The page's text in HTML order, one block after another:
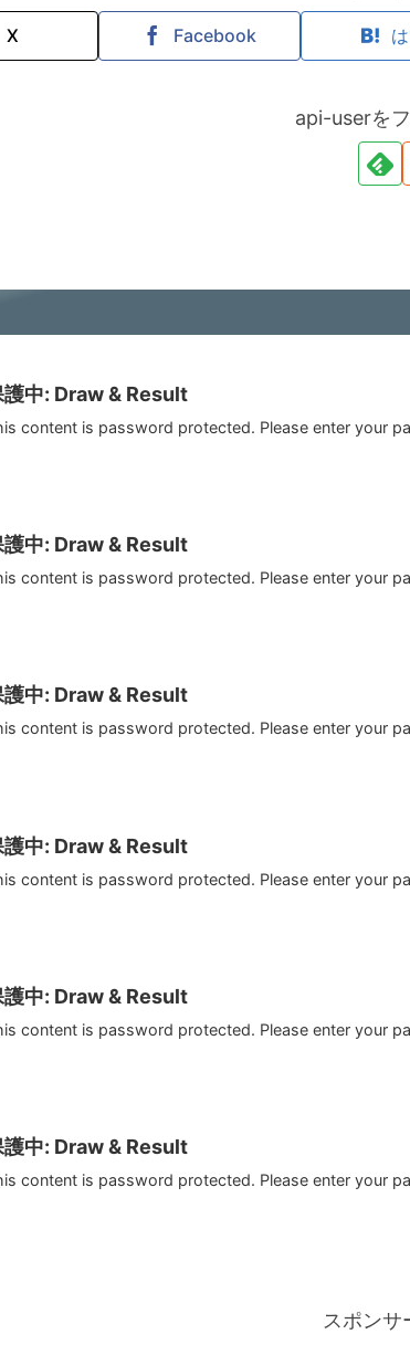
X Facebook
api-userを
護中: Draw & Result
content is password protected. Please enter your
護中: Draw & Result
content is password protected. Please enter your
護中: Draw & Result
content is password protected. Please enter your
護中: Draw & Result
content is password protected. Please enter your
護中: Draw & Result
content is password protected. Please enter your
護中: Draw & Result
content is password protected. Please enter your
スポンサ